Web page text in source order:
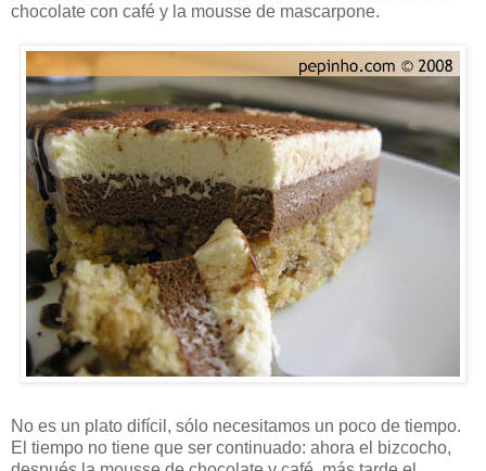
chocolate con café y la mousse de mascarpone.
No es un plato difícil, sólo necesitamos un poco de tiempo.
El tiempo no tiene que ser continuado: ahora el bizcocho,